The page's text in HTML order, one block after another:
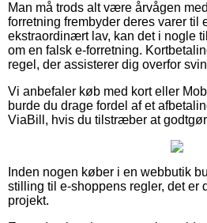
Man må trods alt være årvågen
forretning frembyder deres varer til
ekstraordinært lav, kan det i nogle
om en falsk e-forretning.
regel, der assisterer dig overfor
Vi anbefaler køb med kort eller
burde du drage fordel af et
ViaBill, hvis du tilstræber at
Inden nogen køber i en webbutik
stilling til e-shoppens regler, det er
projekt.